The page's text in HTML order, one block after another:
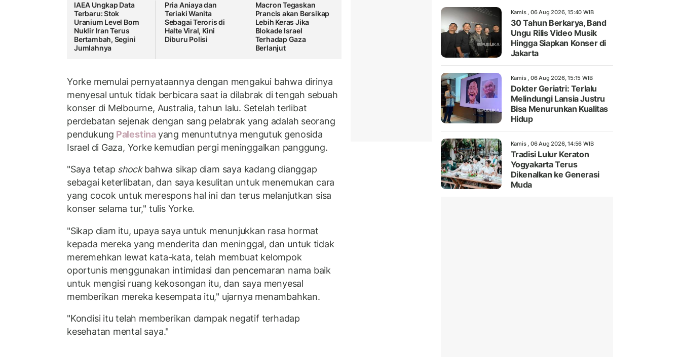
IAEA Ungkap Data
Terbaru: Stok
Uranium Level Bom
Nuklir Iran Terus
Bertambah, Segini
Jumlahnya
Pria Aniaya dan
Teriaki Wanita
Sebagai Teroris di
Halte Viral, Kini
Diburu Polisi
Macron Tegaskan
Prancis akan Bersikap
Lebih Keras Jika
Blokade Israel
Terhadap Gaza
Berlanjut
Yorke memulai pernyataannya dengan mengakui bahwa dirinya
menyesal untuk tidak berbicara saat ia dilabrak di tengah sebuah
konser di Melbourne, Australia, tahun lalu. Setelah terlibat
perdebatan sejenak dengan sang pelabrak yang adalah seorang
pendukung Palestinayang menuntutnya mengutuk genosida
Israel di Gaza, Yorke kemudian pergi meninggalkan panggung.
"Saya tetap shockbahwa sikap diam saya kadang dianggap
sebagai keterlibatan, dan saya kesulitan untuk menemukan cara
yang cocok untuk merespons hal ini dan terus melanjutkan sisa
konser selama tur," tulis Yorke.
"Sikap diam itu, upaya saya untuk menunjukkan rasa hormat
kepada mereka yang menderita dan meninggal, dan untuk tidak
meremehkan lewat kata-kata, telah membuat kelompok
oportunis menggunakan intimidasi dan pencemaran nama baik
untuk mengisi ruang kekosongan itu, dan saya menyesal
memberikan mereka kesempata itu," ujarnya menambahkan.
"Kondisi itu telah memberikan dampak negatif terhadap
kesehatan mental saya."
Kamis , 06 Aug 2026, 15:40 WIB
30 Tahun Berkarya, Band
Ungu Rilis Video Musik
Hingga Siapkan Konser di
Jakarta
Kamis , 06 Aug 2026, 15:15 WIB
Dokter Geriatri: Terlalu
Melindungi Lansia Justru
Bisa Menurunkan Kualitas
Hidup
Kamis , 06 Aug 2026, 14:56 WIB
Tradisi Lulur Keraton
Yogyakarta Terus
Dikenalkan ke Generasi
Muda